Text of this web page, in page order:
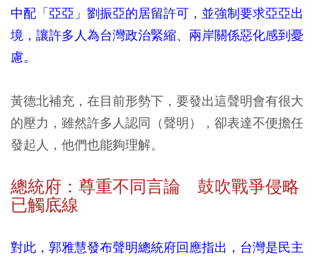
中配「亞亞」劉振亞的居留許可，並強制要求亞亞出
境，讓許多人為台灣政治緊縮、兩岸關係惡化感到憂
慮。
黃德北補充，在目前形勢下，要發出這聲明會有很大
的壓力，雖然許多人認同（聲明），卻表達不便擔任
發起人，他們也能夠理解。
總統府：尊重不同言論 鼓吹戰爭侵略
已觸底線
對此，郭雅慧發布聲明總統府回應指出，台灣是民主